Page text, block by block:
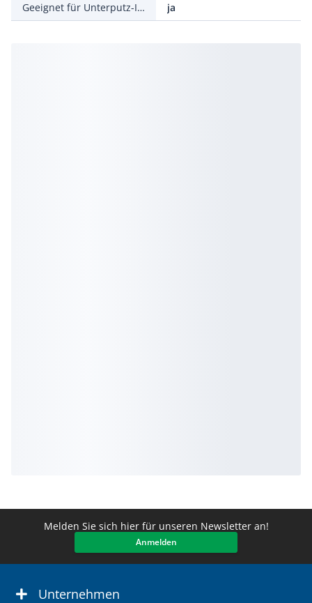
Geeignet für Unterputz-Installation
ja
Melden Sie sich hier für unseren Newsletter an!
Anmelden
Unternehmen